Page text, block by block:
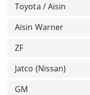
Toyota / Aisin
Aisin Warner
ZF
Jatco (Nissan)
GM